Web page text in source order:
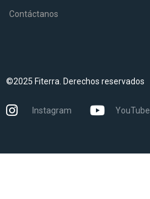
Contáctanos
©2025 Fiterra. Derechos reservados
Instagram YouTube